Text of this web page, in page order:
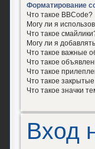
Форматирование
Что такое BBCode?
Могу ли я
Что такое
Могу ли я
Что такое важные
Что такое
Что такое
Что такое
Что такое значки
Вход